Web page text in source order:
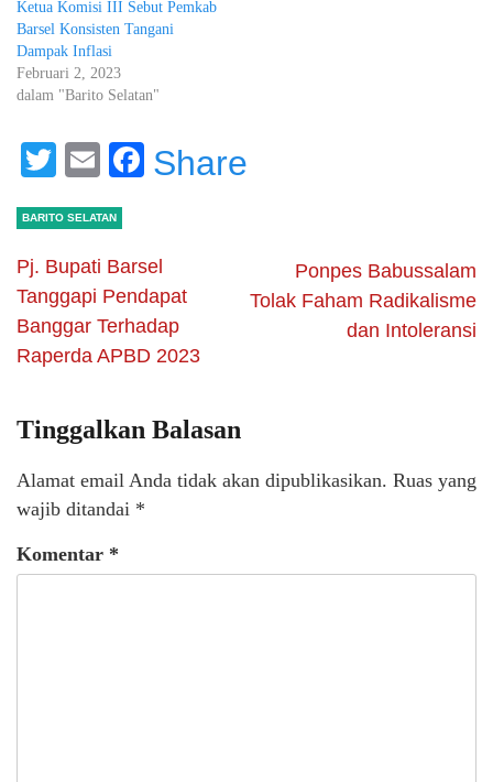
Ketua Komisi III Sebut Pemkab
Barsel Konsisten Tangani
Dampak Inflasi
Februari 2, 2023
dalam "Barito Selatan"
Twitter
EmailFacebook
Share
BARITO SELATAN
Pj. Bupati Barsel
Tanggapi Pendapat
Banggar Terhadap
Raperda APBD 2023
Ponpes Babussalam
Tolak Faham Radikalisme
dan Intoleransi
Tinggalkan Balasan
Alamat email Anda tidak akan dipublikasikan. Ruas yang
wajib ditandai *
Komentar *